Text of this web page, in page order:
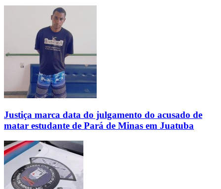
Justiça marca data do julgamento do acusado de
matar estudante de Pará de Minas em Juatuba